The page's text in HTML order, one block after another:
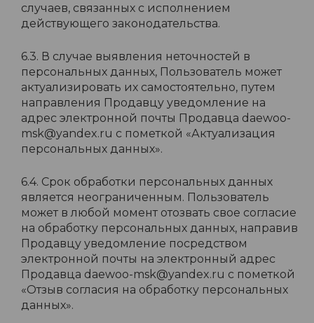
случаев, связанных с исполнением
действующего законодательства.
6.3. В случае выявления неточностей в
персональных данных, Пользователь может
актуализировать их самостоятельно, путем
направления Продавцу уведомление на
адрес электронной почты Продавца daewoo-
msk@yandex.ru с пометкой «Актуализация
персональных данных».
6.4. Срок обработки персональных данных
является неограниченным. Пользователь
может в любой момент отозвать свое согласие
на обработку персональных данных, направив
Продавцу уведомление посредством
электронной почты на электронный адрес
Продавца daewoo-msk@yandex.ru с пометкой
«Отзыв согласия на обработку персональных
данных».